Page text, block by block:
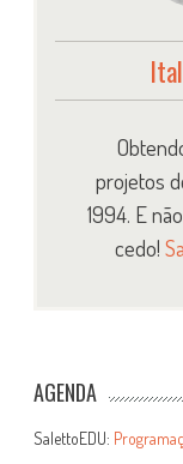
projetos
1994. E
cedo!
AGENDA
SalettoEDU: